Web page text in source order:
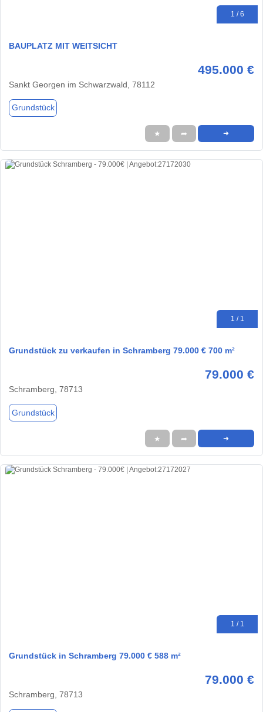
1 / 6
BAUPLATZ MIT WEITSICHT
495.000 €
Sankt Georgen im Schwarzwald, 78112
Grundstück
★ ➦ ➜
1 / 1
Grundstück zu verkaufen in Schramberg 79.000 € 700 m²
79.000 €
Schramberg, 78713
Grundstück
★ ➦ ➜
1 / 1
Grundstück in Schramberg 79.000 € 588 m²
79.000 €
Schramberg, 78713